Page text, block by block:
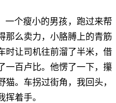
一个瘦小的男孩，跑过来帮
那么卖力，小胳膊上的青筋
时让司机往前溜了半米，借
一百卢比。他愣了一下，攥
。车拐过街角，我回头，
着手。